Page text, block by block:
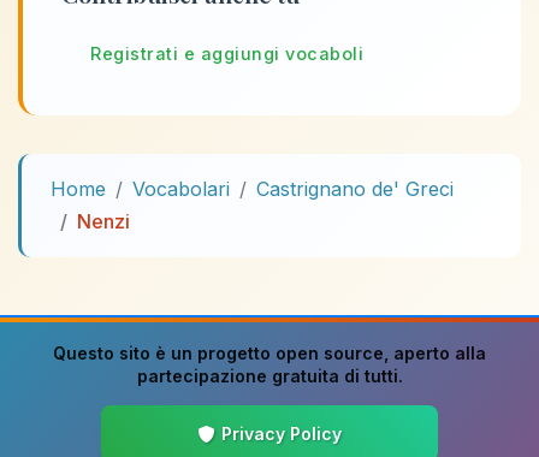
Registrati e aggiungi vocaboli
Home Vocabolari
Castrignano de' Greci
Nenzi
Questo sito è un progetto open source , aperto alla
partecipazione gratuita di tutti.
Privacy Policy